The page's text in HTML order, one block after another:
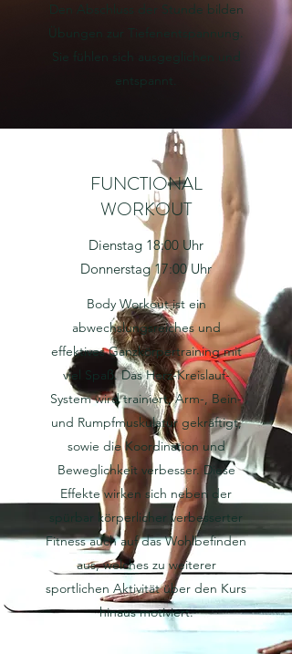
Den Abschluss der Stunde bilden
Übungen zur Tiefenentspannung.
Sie fühlen sich ausgeglichen und
entspannt.
FUNCTIONAL
WORKOUT
Dienstag 18:00 Uhr
Donnerstag 17:00 Uhr
Body Workout ist ein
abwechslungsreiches und
effektives Ganzkörpertraining mit
viel Spaß. Das Herz-Kreislauf-
System wird trainiert, Arm-, Bein-
und Rumpfmuskulatur gekräftigt,
sowie die Koordination und
Beweglichkeit verbesser. Diese
Effekte wirken sich neben der
spürbar körperlicher verbesserter
Fitness auch auf das Wohlbefinden
aus, welches zu weiterer
sportlichen Aktivität über den Kurs
hinaus motiviert.